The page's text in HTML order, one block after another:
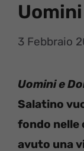
3 Febbraio
Uomini e
Salatino
fondo nelle
avuto una